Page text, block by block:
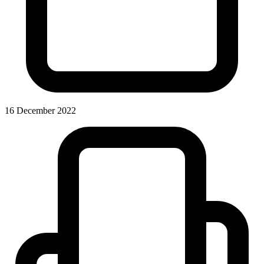
16 December 2022